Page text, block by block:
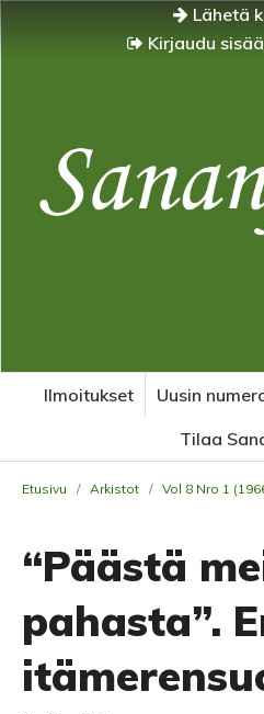
Lähetä
Kirjaudu
Ilmoitukset Uusin
Tilaa
Etusivu / Arkistot / Vol 8 Nro 1
“Päästä
pahasta”.